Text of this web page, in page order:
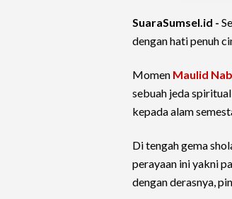
SuaraSumsel.id -
dengan hati penuh
Momen Maulid
sebuah jeda
kepada alam
Di tengah gema
perayaan ini yakni
dengan derasnya,